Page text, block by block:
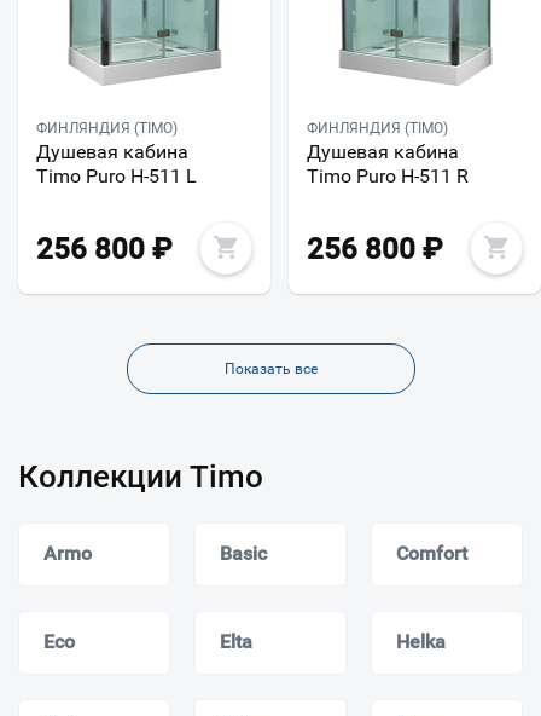
ФИНЛЯНДИЯ (TIMO)
Душевая кабина
Timo Puro Н-511 L
256 800 ₽
ФИНЛЯНДИЯ (TIMO)
Душевая кабина
Timo Puro Н-511 R
256 800 ₽
Показать все
Коллекции Timo
Armo Basic Comfort
Eco Elta Helka